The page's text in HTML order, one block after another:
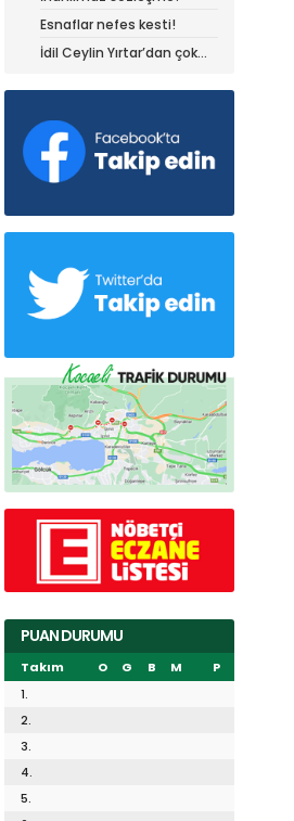
Esnaflar nefes kesti!
İdil Ceylin Yırtar’dan çok
PUAN DURUMU
Takım O G B M
P
1.
2.
3.
4.
5.